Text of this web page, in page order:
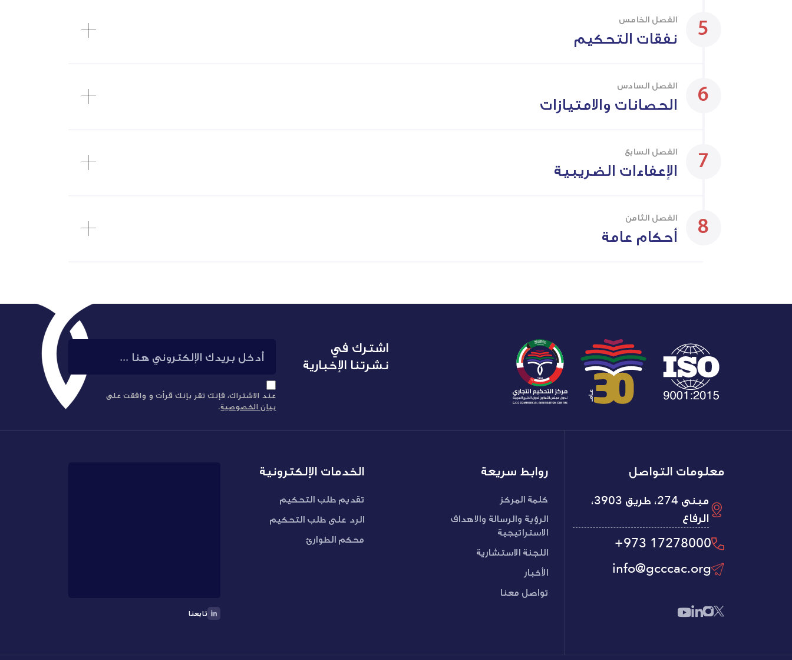
الفصل الخامس
نفقات التحكيم
الفصل السادس
الحصانات والامتيازات
الفصل السابع
الإعفاءات الضريبية
الفصل الثامن
أحكام عامة
اشترك في
نشرتنا الإخبارية
عند الاشتراك، فإنك تقر بإنك قرأت و وافقت على
بيان الخصوصية.
معلومات التواصل
مبنى 274، طريق 3903،
الرفاع
+973 17278000
info@gcccac.org
روابط سريعة
كلمة المركز
الرؤية والرسالة والاهداف
الاستراتيجية
اللجنة الاستشارية
الأخبار
تواصل معنا
الخدمات الإلكترونية
تقديم طلب التحكيم
الرد على طلب التحكيم
محكم الطوارئ
تابعنا